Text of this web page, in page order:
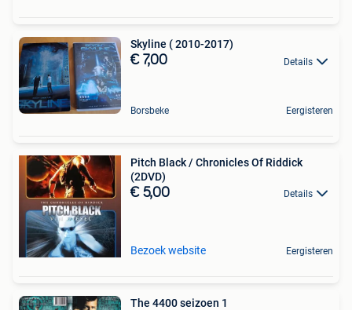
Skyline ( 2010-2017)
€ 7,00 Details
Borsbeke Eergisteren
Pitch Black / Chronicles Of Riddick
(2DVD)
€ 5,00 Details
Bezoek website Eergisteren
The 4400 seizoen 1